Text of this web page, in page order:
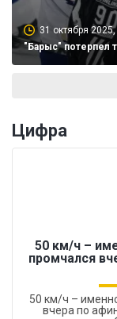
31 октября
"Барыс" потерпел
Цифра
50 км/ч –
промчался
50 км/ч –
вчера по